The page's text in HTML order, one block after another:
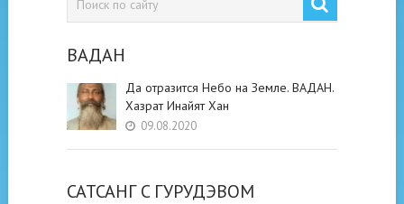
ВАДАН
Да отразится Небо на Земле. ВАДАН.
Хазрат Инайят Хан
09.08.2020
САТСАНГ C ГУРУДЭВОМ